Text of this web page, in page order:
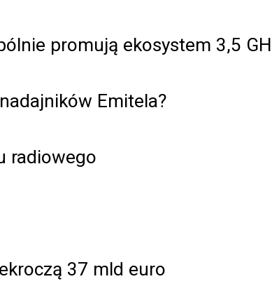
promują ekosystem 3,5
Emitela?
radiowego
37 mld euro